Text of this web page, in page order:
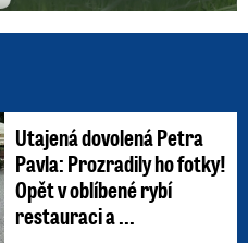
Utajená dovolená Petra
Pavla: Prozradily ho fotky!
Opět v oblíbené rybí
restauraci a ...